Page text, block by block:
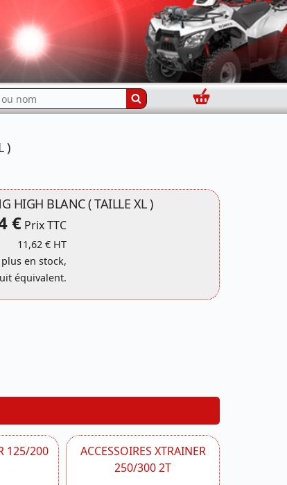
Panier
)
HIGH BLANC ( TAILLE XL )
€ Prix TTC
11,62 € HT
en stock,
équivalent.
125/200
ACCESSOIRES XTRAINER
250/300 2T